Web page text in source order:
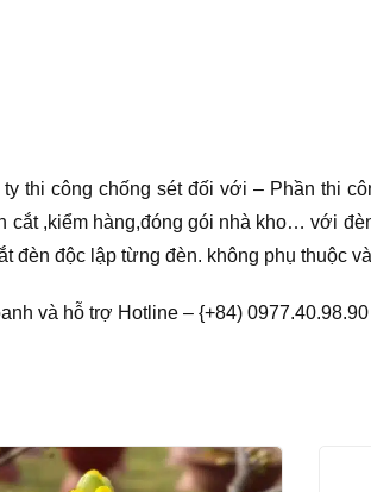
ty thi công chống sét đối với – Phần thi
cắt ,kiểm hàng,đóng gói nhà kho… với
đèn độc lập từng đèn. không phụ thuộc
và hỗ trợ Hotline – {+84) 0977.40.98.90